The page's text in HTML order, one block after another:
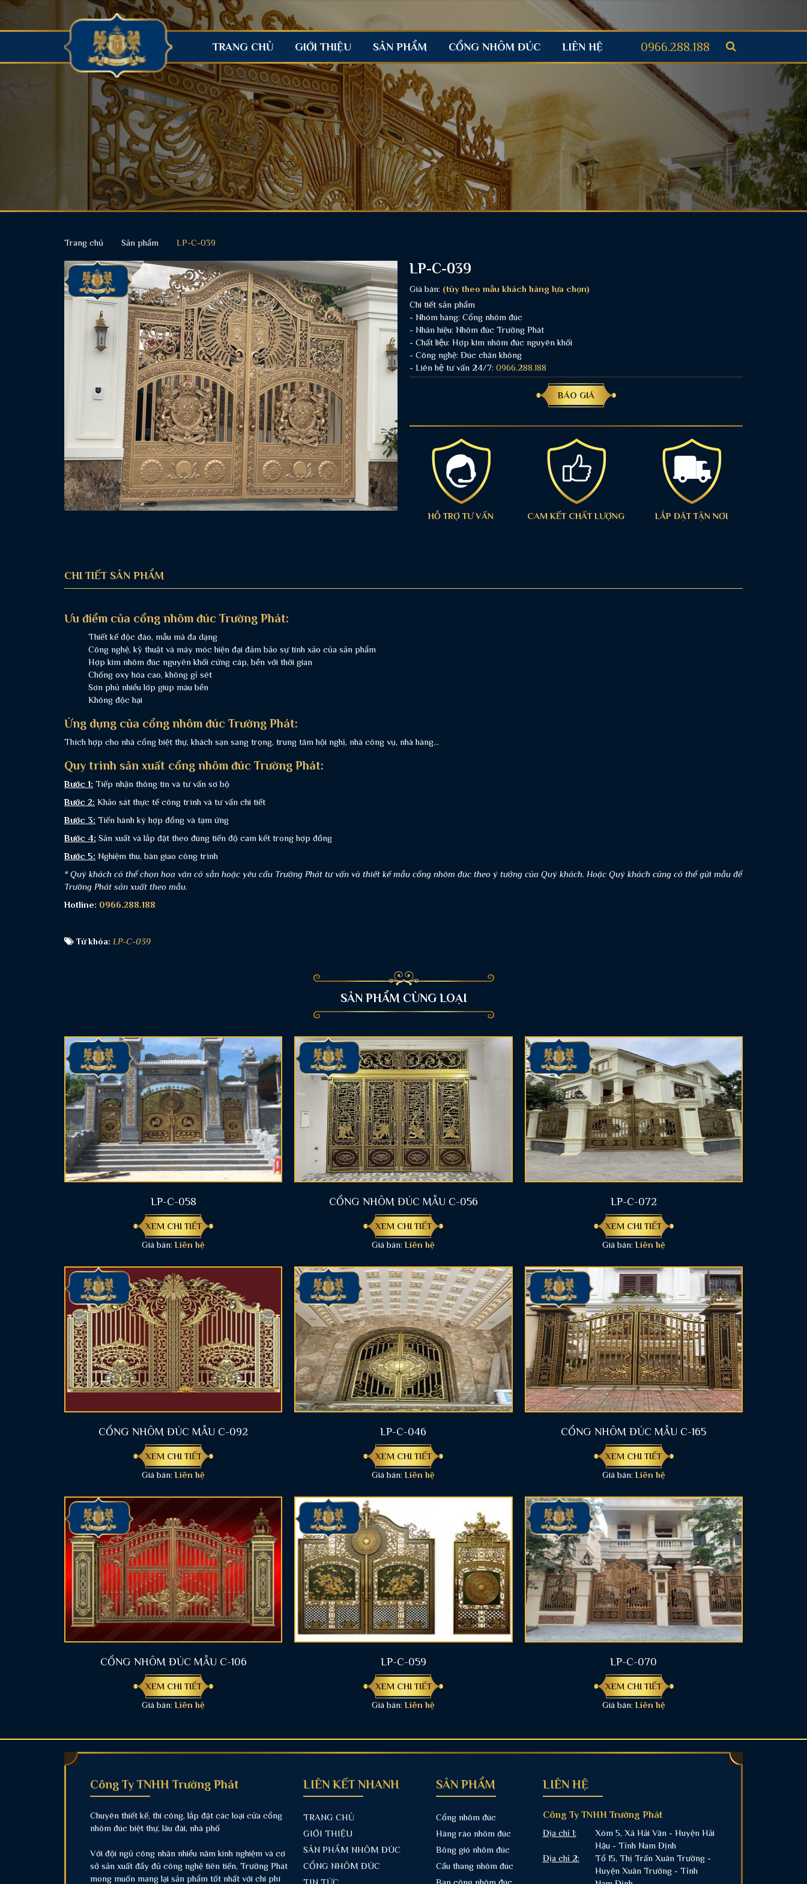
TRANG CHỦ GIỚI THIỆU SẢN PHẨM CỔNG NHÔM ĐÚC LIÊN HỆ 0966.288.188
Trang chủ Sản phẩm LP-C-039
LP-C-039
Giá bán: (tùy theo mẫu khách hàng lựa chọn)
Chi tiết sản phẩm
- Nhóm hàng: Cổng nhôm đúc
- Nhãn hiệu: Nhôm đúc Trường Phát
- Chất liệu: Hợp kim nhôm đúc nguyên khối
- Công nghệ: Đúc chân không
- Liên hệ tư vấn 24/7: 0966.288.188
BÁO GIÁ
HỖ TRỢ TƯ VẤN CAM KẾT CHẤT LƯỢNG LẮP ĐẶT TẬN NƠI
CHI TIẾT SẢN PHẨM
Ưu điểm của cổng nhôm đúc Trường Phát:
Thiết kế độc đáo, mẫu mã đa dạng
Công nghệ, kỹ thuật và máy móc hiện đại đảm bảo sự tinh xảo của sản phẩm
Hợp kim nhôm đúc nguyên khối cứng cáp, bền với thời gian
Chống oxy hóa cao, không gỉ sét
Sơn phủ nhiều lớp giúp màu bền
Không độc hại
Ứng dụng của cổng nhôm đúc Trường Phát:
Thích hợp cho nhà cổng biệt thự, khách sạn sang trọng, trung tâm hội nghị, nhà công vụ, nhà hàng...
Quy trình sản xuất cổng nhôm đúc Trường Phát:
Bước 1: Tiếp nhận thông tin và tư vấn sơ bộ
Bước 2: Khảo sát thực tế công trình và tư vấn chi tiết
Bước 3: Tiến hành ký hợp đồng và tạm ứng
Bước 4: Sản xuất và lắp đặt theo đúng tiến độ cam kết trong hợp đồng
Bước 5: Nghiệm thu, bàn giao công trình
* Quý khách có thể chọn hoa văn có sẵn hoặc yêu cầu Trường Phát tư vấn và thiết kế mẫu cổng nhôm đúc theo ý tưởng của Quý khách. Hoặc Quý khách cũng có thể gửi mẫu để
Trường Phát sản xuất theo mẫu.
Hotline: 0966.288.188
Từ khóa: LP-C-039
SẢN PHẨM CÙNG LOẠI
LP-C-058
XEM CHI TIẾT
Giá bán:Liên hệ
CỔNG NHÔM ĐÚC MẪU C-056
XEM CHI TIẾT
Giá bán:Liên hệ
LP-C-072
XEM CHI TIẾT
Giá bán:Liên hệ
CỔNG NHÔM ĐÚC MẪU C-092
XEM CHI TIẾT
Giá bán:Liên hệ
LP-C-046
XEM CHI TIẾT
Giá bán:Liên hệ
CỔNG NHÔM ĐÚC MẪU C-165
XEM CHI TIẾT
Giá bán:Liên hệ
CỔNG NHÔM ĐÚC MẪU C-106
XEM CHI TIẾT
Giá bán:Liên hệ
LP-C-059
XEM CHI TIẾT
Giá bán:Liên hệ
LP-C-070
XEM CHI TIẾT
Giá bán:Liên hệ
Công Ty TNHH Trường Phát
Chuyên thiết kế, thi công, lắp đặt các loại cửa cổng
nhôm đúc biệt thự, lâu đài, nhà phố
Với đội ngũ công nhân nhiều năm kinh nghiệm và cơ
sở sản xuất đầy đủ công nghệ tiên tiến, Trường Phát
mong muốn mang lại sản phẩm tốt nhất với chi phí
LIÊN KẾT NHANH
TRANG CHỦ
GIỚI THIỆU
SẢN PHẨM NHÔM ĐÚC
CỔNG NHÔM ĐÚC
TIN TỨC
SẢN PHẨM
Cổng nhôm đúc
Hàng rào nhôm đúc
Bông gió nhôm đúc
Cầu thang nhôm đúc
Ban công nhôm đúc
LIÊN HỆ
Công Ty TNHH Trường Phát
Địa chỉ 1:
Xóm 5, Xã Hải Vân - Huyện Hải
Hậu - Tỉnh Nam Định
Địa chỉ 2:
Tổ 15, Thị Trấn Xuân Trường -
Huyện Xuân Trường - Tỉnh